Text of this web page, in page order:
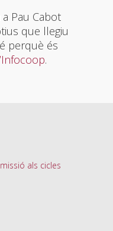
Pau Cabot
que llegiu
perquè és
.
als cicles